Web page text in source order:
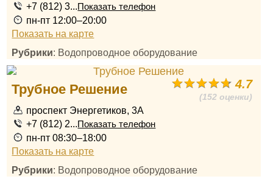
+7 (812) 3...Показать телефон
пн-пт 12:00–20:00
Показать на карте
Рубрики: Водопроводное оборудование
4.7
(152 оценки)
Трубное Решение
проспект Энергетиков, 3А
+7 (812) 2...Показать телефон
пн-пт 08:30–18:00
Показать на карте
Рубрики: Водопроводное оборудование